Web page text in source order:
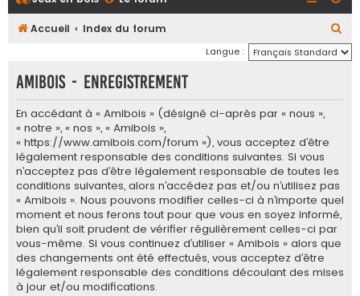
Accueil Index du forum
e
Langue :
Amibois - Enregistrement
En accédant à « Amibois » (désigné ci-après par « nous »,
« notre », « nos », « Amibois »,
« https://www.amibois.com/forum »), vous acceptez d’être
légalement responsable des conditions suivantes. Si vous
n’acceptez pas d’être légalement responsable de toutes les
conditions suivantes, alors n’accédez pas et/ou n’utilisez pas
« Amibois ». Nous pouvons modifier celles-ci à n’importe quel
moment et nous ferons tout pour que vous en soyez informé,
bien qu’il soit prudent de vérifier régulièrement celles-ci par
vous-même. Si vous continuez d’utiliser « Amibois » alors que
des changements ont été effectués, vous acceptez d’être
légalement responsable des conditions découlant des mises
à jour et/ou modifications.